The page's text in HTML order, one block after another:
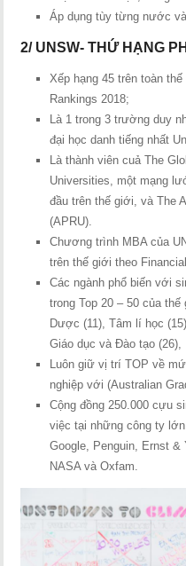
Áp dụng tùy từng nước
2/ UNSW- THỨ HẠNG
Xếp hạng 45 trên toàn
Rankings 2018;
Là 1 trong 3 trường duy
đại học danh tiếng nhất
Là thành viên cuả The
Universities, một mạng
đầu trên thế giới, và The
(APRU).
Chương trình MBA của
trên thế giới theo
Các ngành phổ biến với
trong Top 20 – 50 của
Dược (11), Tâm lí học
Giáo dục và Đào tạo
Luôn giữ vị trí TOP về
nghiệp với (Australian
Cộng đồng 250.000 cựu
việc tại những công ty
Google, Penguin, Ernst &
NASA và Oxfam.